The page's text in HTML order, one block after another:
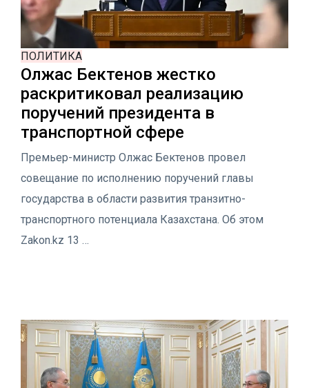
ПОЛИТИКА
Олжас Бектенов жестко
раскритиковал реализацию
поручений президента в
транспортной сфере
Премьер-министр Олжас Бектенов провел
совещание по исполнению поручений главы
государства в области развития транзитно-
транспортного потенциала Казахстана. Об этом
Zakon.kz 13 …